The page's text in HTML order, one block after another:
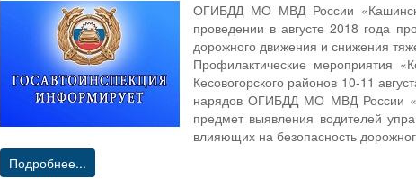
ОГИБДД МО МВД России
проведении в августе 2018 года
дорожного движения и снижения
Профилактические мероприятия
Кесовогорского районов 10-11
нарядов ОГИБДД МО МВД России
предмет выявления водителей
влияющих на безопасность
Подробнее...